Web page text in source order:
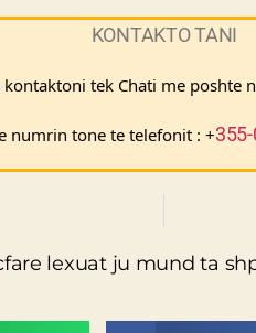
KONTAKTO TANI
kontaktoni tek Chati me poshte
numrin tone te telefonit : +
lexuat ju mund ta